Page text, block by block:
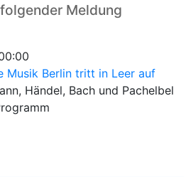
Meldung
Musik Berlin tritt in Leer auf
Händel, Bach und Pachelbel